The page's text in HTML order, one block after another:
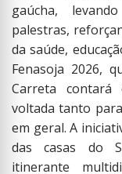
gaúcha,
palestras,
da saúde,
Fenasoja 2026,
Carreta contará
voltada tanto
em geral. A
das casas do
itinerante